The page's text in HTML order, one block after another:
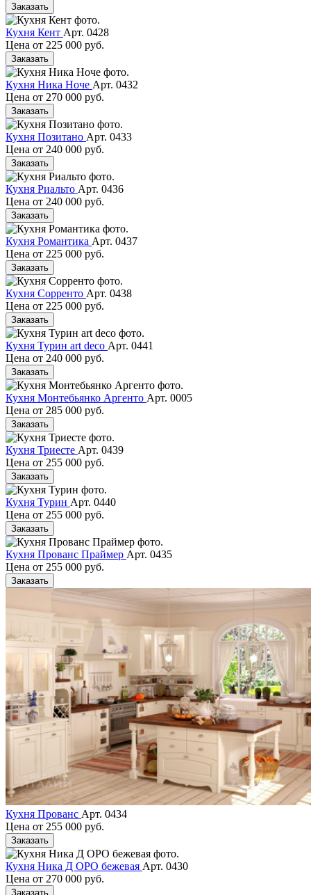
Заказать
Кухня Кент Арт. 0428
Цена от 225 000 руб.
Заказать
Кухня Ника Ноче Арт. 0432
Цена от 270 000 руб.
Заказать
Кухня Позитано Арт. 0433
Цена от 240 000 руб.
Заказать
Кухня Риальто Арт. 0436
Цена от 240 000 руб.
Заказать
Кухня Романтика Арт. 0437
Цена от 225 000 руб.
Заказать
Кухня Сорренто Арт. 0438
Цена от 225 000 руб.
Заказать
Кухня Турин art deco Арт. 0441
Цена от 240 000 руб.
Заказать
Кухня Монтебьянко Аргенто Арт. 0005
Цена от 285 000 руб.
Заказать
Кухня Триесте Арт. 0439
Цена от 255 000 руб.
Заказать
Кухня Турин Арт. 0440
Цена от 255 000 руб.
Заказать
Кухня Прованс Праймер Арт. 0435
Цена от 255 000 руб.
Заказать
Кухня Прованс Арт. 0434
Цена от 255 000 руб.
Заказать
Кухня Ника Д ОРО бежевая Арт. 0430
Цена от 270 000 руб.
Заказать